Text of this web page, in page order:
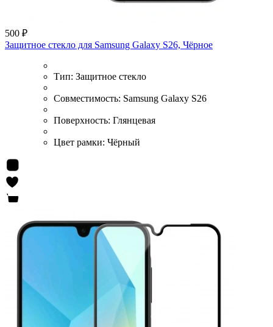
500 ₽
Защитное стекло для Samsung Galaxy S26, Чёрное
Тип: Защитное стекло
Совместимость: Samsung Galaxy S26
Поверхность: Глянцевая
Цвет рамки: Чёрный